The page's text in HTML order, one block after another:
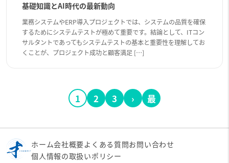
基礎知識とAI時代の最新動向
業務システムやERP導入プロジェクトでは、システムの品質を確保
するためにシステムテストが極めて重要です。結論として、ITコン
サルタントであってもシステムテストの基本と重要性を理解してお
くことが、プロジェクト成功と顧客満足 […]
1 2 3 ›
最
ホーム会社概要よくある質問お問い合わせ
個人情報の取扱いポリシー